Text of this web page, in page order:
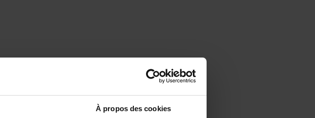
À propos des cookies